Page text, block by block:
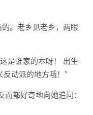
。老乡见老乡，两眼
是谁家的本呀！ 出生
动派的地方哦！”
都好奇地向她追问：